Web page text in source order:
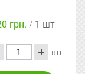
грн. / 1 шт
шт